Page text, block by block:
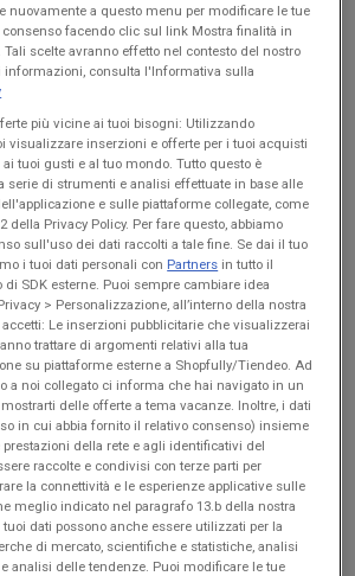
Montorio al
Vomano
Coop
Convenienza
Scade il 19/08
Vomano
nuovamente a questo menu per modificare le tue
consenso facendo clic sul link Mostra finalità in
scelte avranno effetto nel contesto del nostro
informazioni, consulta l'Informativa sulla
più vicine ai tuoi bisogni: Utilizzando
visualizzare inserzioni e offerte per i tuoi acquisti
tuoi gusti e al tuo mondo. Tutto questo è
serie di strumenti e analisi effettuate in base alle
e sulle piattaforme collegate, come
della Privacy Policy. Per fare questo, abbiamo
sull'uso dei dati raccolti a tale fine. Se dai il tuo
i tuoi dati personali con Partners in tutto il
di SDK esterne. Puoi sempre cambiare idea
> Personalizzazione, all’interno della nostra
Le inserzioni pubblicitarie che visualizzerai
trattare di argomenti relativi alla tua
su piattaforme esterne a Shopfully/Tiendeo. Ad
a noi collegato ci informa che hai navigato in un
delle offerte a tema vacanze. Inoltre, i dati
in cui abbia fornito il relativo consenso) insieme
della rete e agli identificativi del
raccolte e condivisi con terze parti per
la connettività e le esperienze applicative sulle
meglio indicato nel paragrafo 13.b della nostra
tuoi dati possono anche essere utilizzati per la
di mercato, scientifiche e statistiche, analisi
analisi delle tendenze. Puoi modificare le tue